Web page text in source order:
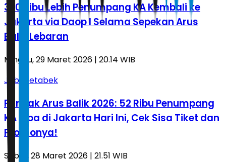
370 Ribu Lebih Penumpang KA Kembali ke
Jakarta via Daop I Selama Sepekan Arus
Balik Lebaran
Minggu, 29 Maret 2026 | 20.14 WIB
Jabodetabek
Puncak Arus Balik 2026: 52 Ribu Penumpang
KA Tiba di Jakarta Hari Ini, Cek Sisa Tiket dan
Promonya!
Sabtu, 28 Maret 2026 | 21.51 WIB